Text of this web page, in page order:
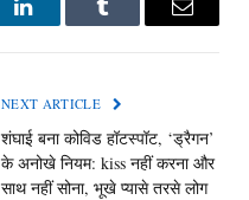
LinkedInTumblr Email
NEXT ARTICLE
शंघाई बना कोविड हॉटस्पॉट, ‘ड्रैगन’
के अनोखे नियम: kiss नहीं करना और
साथ नहीं सोना, भूखे प्यासे तरसे लोग